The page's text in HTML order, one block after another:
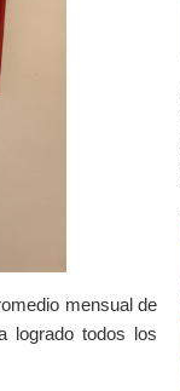
mensual de
logrado todos los